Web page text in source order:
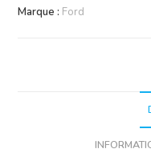
x2
Marque : Ford